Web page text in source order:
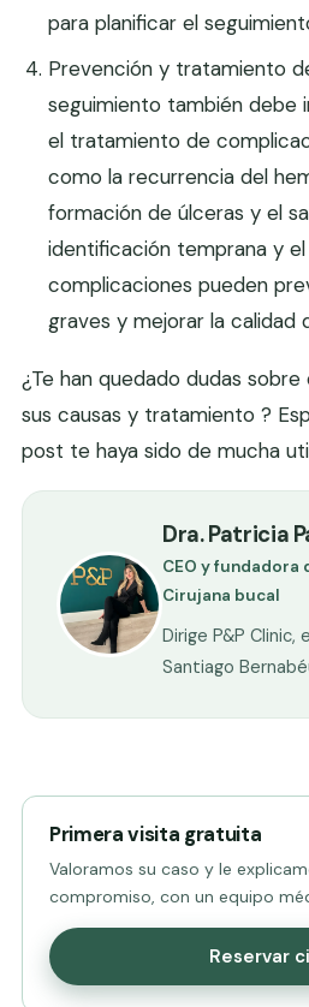
para planificar el
Prevención y tratamiento
seguimiento también debe
el tratamiento de
como la recurrencia del
formación de úlceras y el
identificación temprana y
complicaciones pueden
graves y mejorar la calidad
¿Te han quedado dudas sobre
sus causas y tratamiento ?
post te haya sido de mucha
Dra. Patricia
CEO y fundadora
Cirujana bucal
Dirige P&P Clinic,
Santiago
Primera visita gratuita
Valoramos su caso y le
compromiso, con un equipo
Reservar